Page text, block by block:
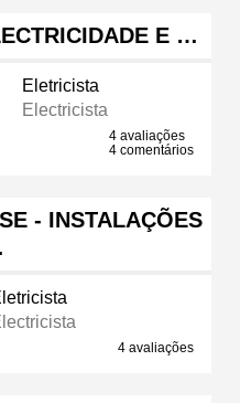
E …
Eletricista
Electricista
4 avaliações
4 comentários
- INSTALAÇÕES
4 avaliações